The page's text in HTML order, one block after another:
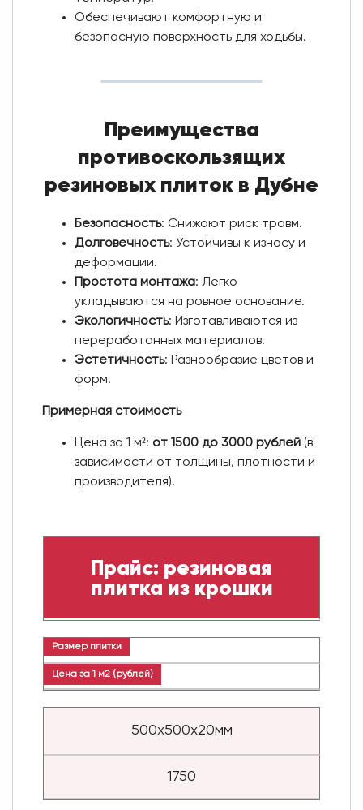
Обеспечивают комфортную и
безопасную поверхность для ходьбы.
Преимущества
противоскользящих
резиновых плиток в Дубне
Безопасность: Снижают риск травм.
Долговечность: Устойчивы к износу и
деформации.
Простота монтажа: Легко
укладываются на ровное основание.
Экологичность: Изготавливаются из
переработанных материалов.
Эстетичность: Разнообразие цветов и
форм.
Примерная стоимость
Цена за 1 м²: от 1500 до 3000 рублей(в
зависимости от толщины, плотности и
производителя).
Прайс: резиновая
плитка из крошки
Размер плитки
Цена за 1 м2 (рублей)
500х500х20мм
1750